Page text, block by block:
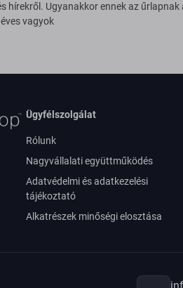
hírekről. Ugyanakkor ennek az
vagyok
Ügyfélszolgálat
Rólunk
Nagyvállalati együttműködés
Adatvédelmi és adatkezelési
tájékoztató
Alkatrészek minőségi elosztása